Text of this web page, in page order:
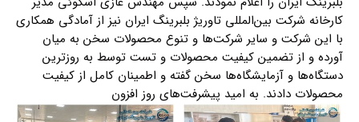
کارخانه شرکت بین‌المللی تاوریژ بلبرینگ ایران نیز از آمادگی همکاری
با این شرکت و سایر شرکت‌ها و تنوع محصولات سخن به میان
آورده و از تضمین کیفیت محصولات و تست توسط به روز‌ترین
دستگاه‌ها و آزمایشگاه‌ها سخن گفته و اطمینان کامل از کیفیت
محصولات دادند. به امید پیشرفت‌های روز افزون